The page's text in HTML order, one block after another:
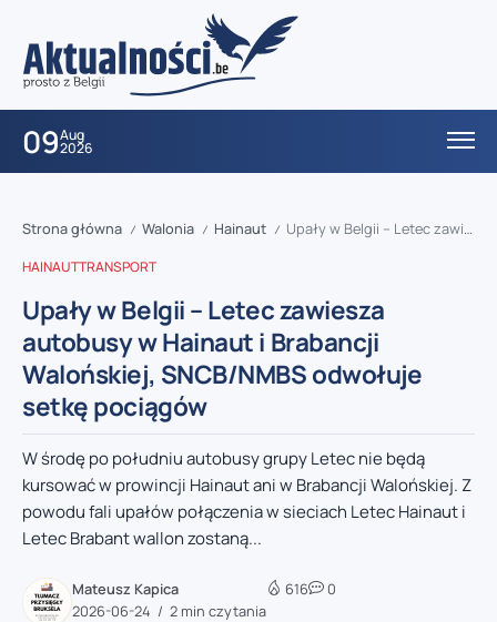
09Aug
2026
Strona główna / Walonia / Hainaut / Upały w Belgii – Letec zawiesza autobusy w Hainaut i Brabancji Walońskiej, SNCB/NMBS odwołuje setkę pociągów
HAINAUTTRANSPORT
Upały w Belgii – Letec zawiesza
autobusy w Hainaut i Brabancji
Walońskiej, SNCB/NMBS odwołuje
setkę pociągów
W środę po południu autobusy grupy Letec nie będą
kursować w prowincji Hainaut ani w Brabancji Walońskiej. Z
powodu fali upałów połączenia w sieciach Letec Hainaut i
Letec Brabant wallon zostaną...
Mateusz Kapica
2026-06-24
2 min czytania
616 0